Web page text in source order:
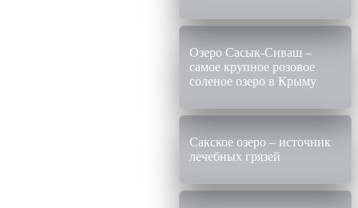
Озеро Сасык-Сиваш –
самое крупное розовое
соленое озеро в Крыму
Сакское озеро – источник
лечебных грязей